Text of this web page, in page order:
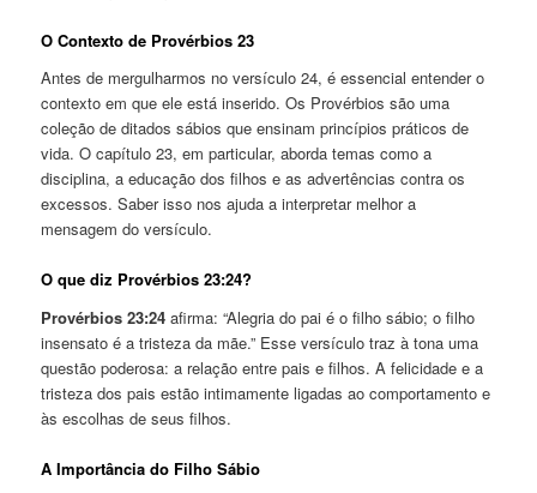
O Contexto de Provérbios 23
Antes de mergulharmos no versículo 24, é essencial entender o
contexto em que ele está inserido. Os Provérbios são uma
coleção de ditados sábios que ensinam princípios práticos de
vida. O capítulo 23, em particular, aborda temas como a
disciplina, a educação dos filhos e as advertências contra os
excessos. Saber isso nos ajuda a interpretar melhor a
mensagem do versículo.
O que diz Provérbios 23:24?
Provérbios 23:24 afirma: “Alegria do pai é o filho sábio; o filho
insensato é a tristeza da mãe.” Esse versículo traz à tona uma
questão poderosa: a relação entre pais e filhos. A felicidade e a
tristeza dos pais estão intimamente ligadas ao comportamento e
às escolhas de seus filhos.
A Importância do Filho Sábio